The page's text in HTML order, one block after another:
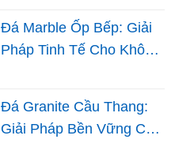
Đá Marble Ốp Bếp: Giải
Pháp Tinh Tế Cho Không
Đá Granite Cầu Thang:
Giải Pháp Bền Vững Cho